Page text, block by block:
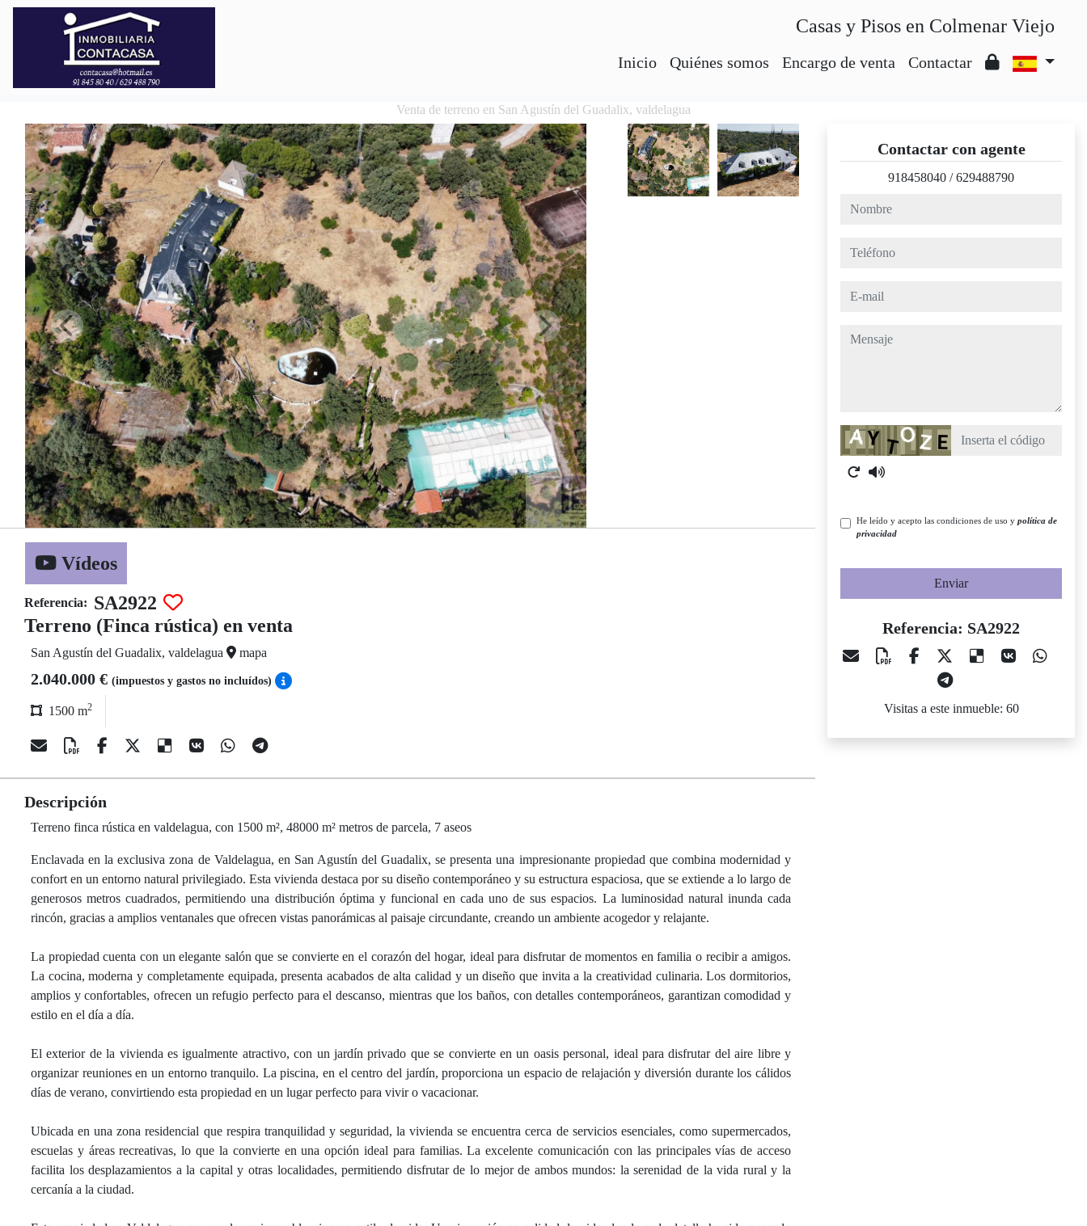
Casas y Pisos en Colmenar Viejo
Inicio Quiénes somos Encargo de venta Contactar
Venta de terreno en San Agustín del Guadalix, valdelagua
Vídeos
Referencia: SA2922
Terreno (Finca rústica) en venta
San Agustín del Guadalix, valdelagua mapa
2.040.000 € (impuestos y gastos no incluídos)
1500 m2
Descripción
Terreno finca rústica en valdelagua, con 1500 m², 48000 m² metros de parcela, 7 aseos
Enclavada en la exclusiva zona de Valdelagua, en San Agustín del Guadalix, se presenta una impresionante propiedad que combina modernidad y
confort en un entorno natural privilegiado. Esta vivienda destaca por su diseño contemporáneo y su estructura espaciosa, que se extiende a lo largo de
generosos metros cuadrados, permitiendo una distribución óptima y funcional en cada uno de sus espacios. La luminosidad natural inunda cada
rincón, gracias a amplios ventanales que ofrecen vistas panorámicas al paisaje circundante, creando un ambiente acogedor y relajante.
La propiedad cuenta con un elegante salón que se convierte en el corazón del hogar, ideal para disfrutar de momentos en familia o recibir a amigos.
La cocina, moderna y completamente equipada, presenta acabados de alta calidad y un diseño que invita a la creatividad culinaria. Los dormitorios,
amplios y confortables, ofrecen un refugio perfecto para el descanso, mientras que los baños, con detalles contemporáneos, garantizan comodidad y
estilo en el día a día.
El exterior de la vivienda es igualmente atractivo, con un jardín privado que se convierte en un oasis personal, ideal para disfrutar del aire libre y
organizar reuniones en un entorno tranquilo. La piscina, en el centro del jardín, proporciona un espacio de relajación y diversión durante los cálidos
días de verano, convirtiendo esta propiedad en un lugar perfecto para vivir o vacacionar.
Ubicada en una zona residencial que respira tranquilidad y seguridad, la vivienda se encuentra cerca de servicios esenciales, como supermercados,
escuelas y áreas recreativas, lo que la convierte en una opción ideal para familias. La excelente comunicación con las principales vías de acceso
facilita los desplazamientos a la capital y otras localidades, permitiendo disfrutar de lo mejor de ambos mundos: la serenidad de la vida rural y la
cercanía a la ciudad.
Contactar con agente
918458040 /629488790
nombre
teléfono
e-mail
mensaje
Captcha
He leído y acepto las condiciones de uso y política de
privacidad
Enviar
Referencia: SA2922
Visitas a este inmueble: 60